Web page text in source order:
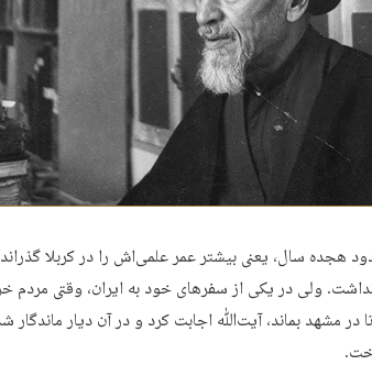
هجده سال، یعنی بیشتر عمر علمی‌اش را در کربلا
ولی در یکی از سفرهای خود به ایران، وقتی مردم
در مشهد بماند، آیت‌ﷲ اجابت کرد و در آن دیار ماندگار